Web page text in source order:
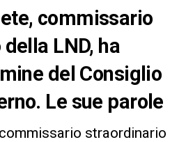
commissario
LND, ha
del Consiglio
Le sue parole
straordinario